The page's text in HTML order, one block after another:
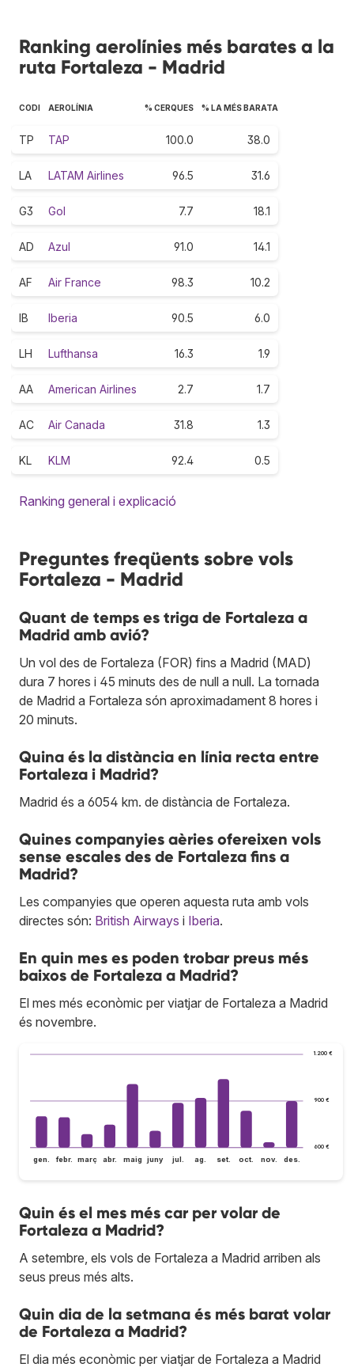
Ranking aerolínies més barates a la
ruta Fortaleza - Madrid
CODI AEROLÍNIA % CERQUES % LA MÉS BARATA
TP TAP 100.0 38.0
LA LATAM Airlines 96.5 31.6
G3 Gol 7.7 18.1
AD Azul 91.0 14.1
AF Air France 98.3 10.2
IB Iberia 90.5 6.0
LH Lufthansa 16.3 1.9
AA American Airlines 2.7 1.7
AC Air Canada 31.8 1.3
KL KLM 92.4 0.5
Ranking general i explicació
Preguntes freqüents sobre vols
Fortaleza - Madrid
Quant de temps es triga de Fortaleza a
Madrid amb avió?
Un vol des de Fortaleza (FOR) fins a Madrid (MAD)
dura 7 hores i 45 minuts des de null a null. La tornada
de Madrid a Fortaleza són aproximadament 8 hores i
20 minuts.
Quina és la distància en línia recta entre
Fortaleza i Madrid?
Madrid és a 6054 km. de distància de Fortaleza.
Quines companyies aèries ofereixen vols
sense escales des de Fortaleza fins a
Madrid?
Les companyies que operen aquesta ruta amb vols
directes són: British Airways i Iberia.
En quin mes es poden trobar preus més
baixos de Fortaleza a Madrid?
El mes més econòmic per viatjar de Fortaleza a Madrid
és novembre.
600 €
900 €
1.200 €
gen. febr. març abr. maig juny jul. ag. set. oct. nov. des.
Quin és el mes més car per volar de
Fortaleza a Madrid?
A setembre, els vols de Fortaleza a Madrid arriben als
seus preus més alts.
Quin dia de la setmana és més barat volar
de Fortaleza a Madrid?
El dia més econòmic per viatjar de Fortaleza a Madrid